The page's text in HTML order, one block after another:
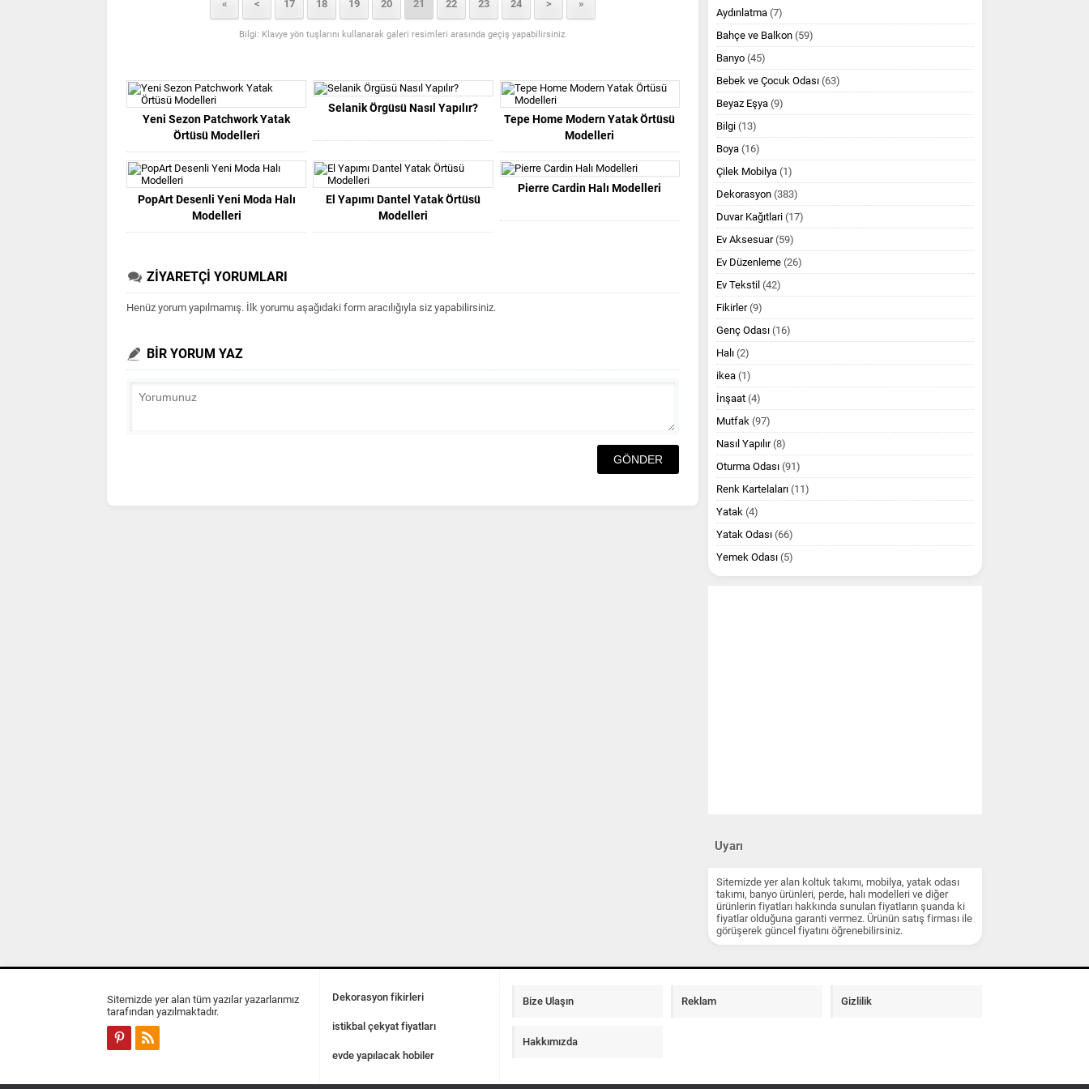
« < 17 18 19 20 21 22 23 24 > »
Bilgi: Klavye yön tuşlarını kullanarak galeri resimleri arasında geçiş yapabilirsiniz.
Yeni Sezon Patchwork Yatak
Örtüsü Modelleri
Selanik Örgüsü Nasıl Yapılır?
Tepe Home Modern Yatak Örtüsü
Modelleri
PopArt Desenli Yeni Moda Halı
Modelleri
El Yapımı Dantel Yatak Örtüsü
Modelleri
Pierre Cardin Halı Modelleri
ZİYARETÇİ YORUMLARI
Henüz yorum yapılmamış. İlk yorumu aşağıdaki form aracılığıyla siz yapabilirsiniz.
BİR YORUM YAZ
Aydınlatma (7)
Bahçe ve Balkon (59)
Banyo (45)
Bebek ve Çocuk Odası (63)
Beyaz Eşya (9)
Bilgi (13)
Boya (16)
Çilek Mobilya (1)
Dekorasyon (383)
Duvar Kağıtlari (17)
Ev Aksesuar(59)
Ev Düzenleme (26)
Ev Tekstil (42)
Fikirler(9)
Genç Odası (16)
Halı (2)
ikea (1)
İnşaat (4)
Mutfak (97)
Nasıl Yapılır(8)
Oturma Odası (91)
Renk Kartelaları (11)
Yatak (4)
Yatak Odası (66)
Yemek Odası (5)
Uyarı
Sitemizde yer alan koltuk takımı, mobilya, yatak odası
takımı, banyo ürünleri, perde, halı modelleri ve diğer
ürünlerin fiyatları hakkında sunulan fiyatların şuanda ki
fiyatlar olduğuna garanti vermez. Ürünün satış firması ile
görüşerek güncel fiyatını öğrenebilirsiniz.
Sitemizde yer alan tüm yazılar yazarlarımız
tarafından yazılmaktadır.
Dekorasyon fikirleri
istikbal çekyat fiyatları
evde yapılacak hobiler
Bize Ulaşın Reklam Gizlilik
Hakkımızda